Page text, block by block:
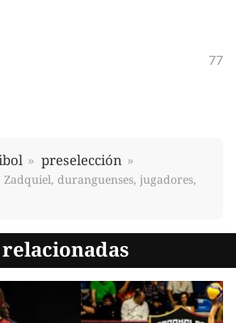
77
preselección
Zadquiel, duranguenses, jugadores,